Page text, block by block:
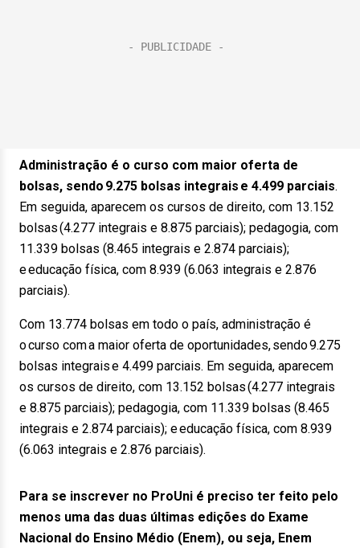
Administração é o curso com maior oferta de
bolsas, sendo 9.275 bolsas integrais e 4.499 parciais.
Em seguida, aparecem os cursos de direito, com 13.152
bolsas (4.277 integrais e 8.875 parciais); pedagogia, com
11.339 bolsas (8.465 integrais e 2.874 parciais);
e educação física, com 8.939 (6.063 integrais e 2.876
parciais).
Com 13.774 bolsas em todo o país, administração é
o curso com a maior oferta de oportunidades, sendo 9.275
bolsas integrais e 4.499 parciais. Em seguida, aparecem
os cursos de direito, com 13.152 bolsas (4.277 integrais
e 8.875 parciais); pedagogia, com 11.339 bolsas (8.465
integrais e 2.874 parciais); e educação física, com 8.939
(6.063 integrais e 2.876 parciais).
Para se inscrever no ProUni é preciso ter feito pelo
menos uma das duas últimas edições do Exame
Nacional do Ensino Médio (Enem), ou seja, Enem